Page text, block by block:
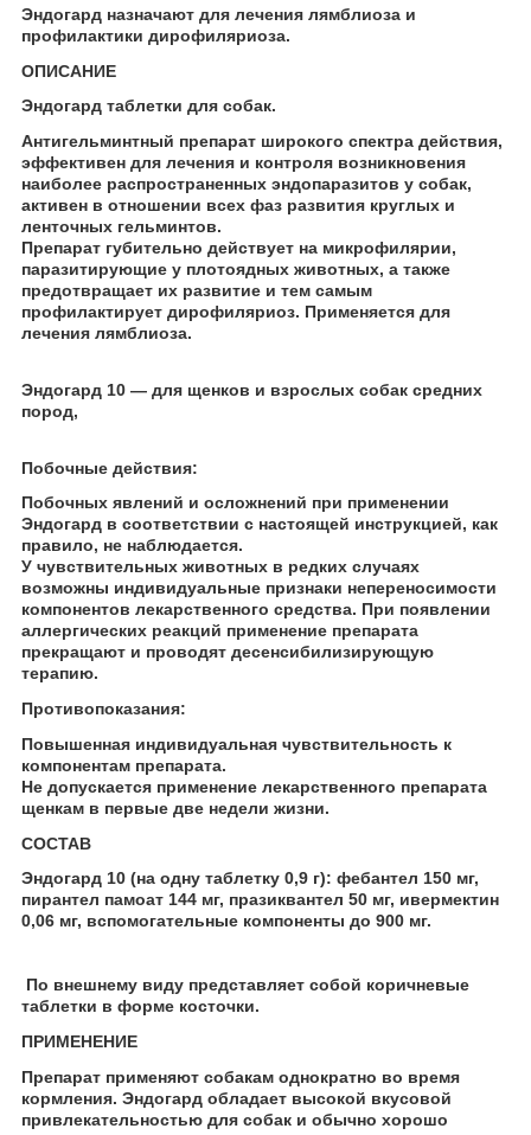
Эндогард назначают для лечения лямблиоза и
профилактики дирофиляриоза.
ОПИСАНИЕ
Эндогард таблетки для собак.
Антигельминтный препарат широкого спектра действия,
эффективен для лечения и контроля возникновения
наиболее распространенных эндопаразитов у собак,
активен в отношении всех фаз развития круглых и
ленточных гельминтов.
Препарат губительно действует на микрофилярии,
паразитирующие у плотоядных животных, а также
предотвращает их развитие и тем самым
профилактирует дирофиляриоз. Применяется для
лечения лямблиоза.
Эндогард 10 — для щенков и взрослых собак средних
пород,
Побочные действия:
Побочных явлений и осложнений при применении
Эндогард в соответствии с настоящей инструкцией, как
правило, не наблюдается.
У чувствительных животных в редких случаях
возможны индивидуальные признаки непереносимости
компонентов лекарственного средства. При появлении
аллергических реакций применение препарата
прекращают и проводят десенсибилизирующую
терапию.
Противопоказания:
Повышенная индивидуальная чувствительность к
компонентам препарата.
Не допускается применение лекарственного препарата
щенкам в первые две недели жизни.
СОСТАВ
Эндогард 10 (на одну таблетку 0,9 г): фебантел 150 мг,
пирантел памоат 144 мг, празиквантел 50 мг, ивермектин
0,06 мг, вспомогательные компоненты до 900 мг.
По внешнему виду представляет собой коричневые
таблетки в форме косточки.
ПРИМЕНЕНИЕ
Препарат применяют собакам однократно во время
кормления. Эндогард обладает высокой вкусовой
привлекательностью для собак и обычно хорошо